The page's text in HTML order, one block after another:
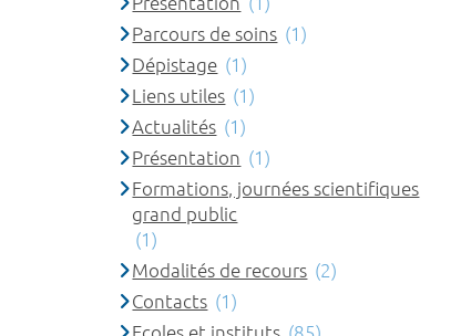
Parcours de soins (1)
Dépistage (1)
Liens utiles (1)
Actualités (1)
Présentation (1)
Formations, journées scientifiques
grand public
(1)
Modalités de recours (2)
Contacts (1)